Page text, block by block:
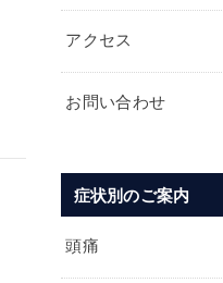
アクセス
お問い合わせ
症状別のご案内
頭痛